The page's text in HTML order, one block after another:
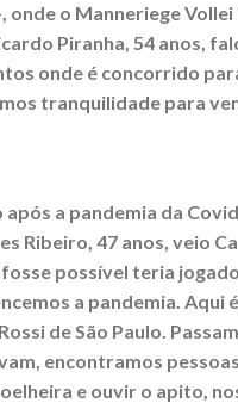
o Manneriege
Piranha, 54 anos,
onde é concorrido
tranquilidade para
a pandemia da
Ribeiro, 47 anos, veio
fosse possível teria
a pandemia. Aqui
de São Paulo.
encontramos
e ouvir o apito,